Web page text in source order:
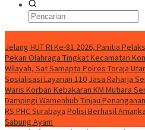
Jelang HUT RI Ke-81 2026, Panitia
Pekan Olahraga Tingkat Kecamatan
Wilayah, Sat Samapta Polres Toraja
Sosialisasi Layanan 110 Jasa Raharja
Waris Korban Kebakaran KM Mutiara
Dampingi Wamenhub Tinjau
RS PHC Surabaya Polisi Berhasil
Sabung Ayam